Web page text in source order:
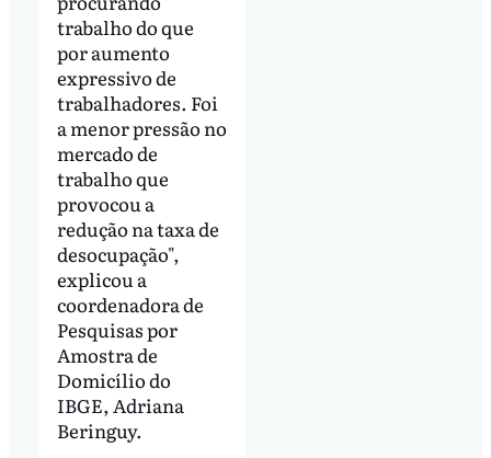
trabalho do que
por aumento
expressivo de
trabalhadores. Foi
a menor pressão no
mercado de
trabalho que
provocou a
redução na taxa de
desocupação",
explicou a
coordenadora de
Pesquisas por
Amostra de
Domicílio do
IBGE, Adriana
Beringuy.